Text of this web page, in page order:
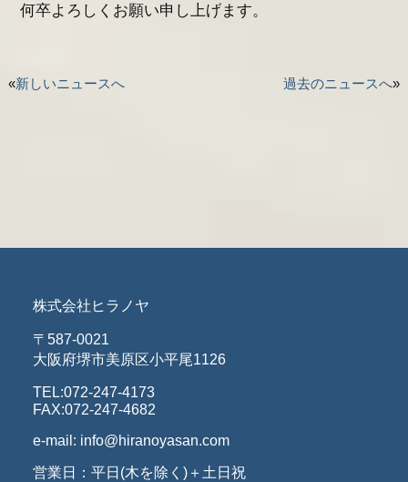
何卒よろしくお願い申し上げます。
«新しいニュースへ 過去のニュースへ»
株式会社ヒラノヤ
〒587-0021
大阪府堺市美原区小平尾1126
TEL:072-247-4173
FAX:072-247-4682
e-mail: info@hiranoyasan.com
営業日：平日(木を除く)＋土日祝